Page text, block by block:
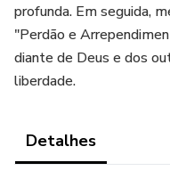
profunda. Em seguida,
"Perdão e
diante de Deus e dos
liberdade.
Detalhes